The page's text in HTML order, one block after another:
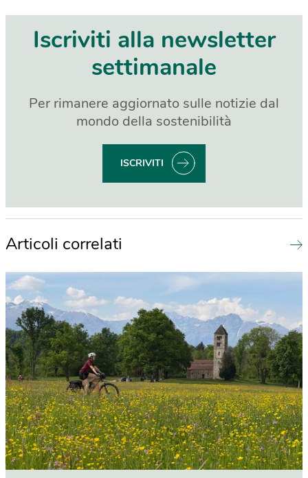
Iscriviti alla newsletter
settimanale
Per rimanere aggiornato sulle notizie dal
mondo della sostenibilità
ISCRIVITI
Articoli correlati